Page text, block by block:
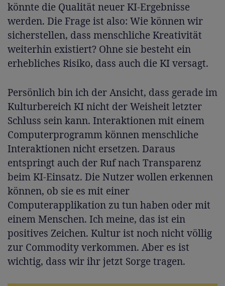
könnte die Qualität neuer KI-Ergebnisse
werden. Die Frage ist also: Wie können wir
sicherstellen, dass menschliche Kreativität
weiterhin existiert? Ohne sie besteht ein
erhebliches Risiko, dass auch die KI versagt.
Persönlich bin ich der Ansicht, dass gerade im
Kulturbereich KI nicht der Weisheit letzter
Schluss sein kann. Interaktionen mit einem
Computerprogramm können menschliche
Interaktionen nicht ersetzen. Daraus
entspringt auch der Ruf nach Transparenz
beim KI-Einsatz. Die Nutzer wollen erkennen
können, ob sie es mit einer
Computerapplikation zu tun haben oder mit
einem Menschen. Ich meine, das ist ein
positives Zeichen. Kultur ist noch nicht völlig
zur Commodity verkommen. Aber es ist
wichtig, dass wir ihr jetzt Sorge tragen.